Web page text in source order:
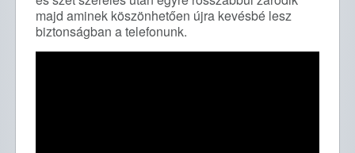
majd aminek köszönhetően újra kevésbé lesz
biztonságban a telefonunk.